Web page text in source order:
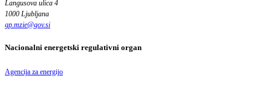
Langusova ulica 4
1000 Ljubljana
gp.mzie@gov.si
Nacionalni energetski regulativni organ
Agencija za energijo